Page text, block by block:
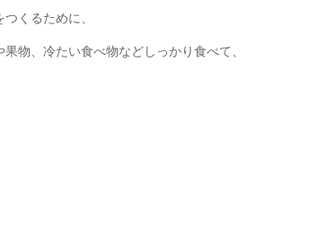
くるために、
物、冷たい食べ物などしっかり食べて、